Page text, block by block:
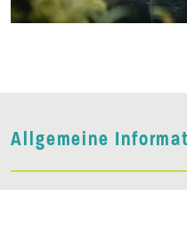
Allgemeine